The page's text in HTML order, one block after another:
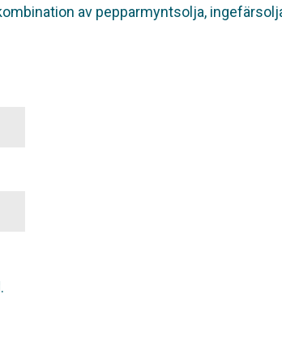
av pepparmyntsolja,